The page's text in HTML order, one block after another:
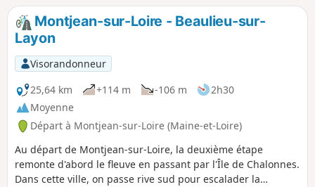
Montjean-sur-Loire - Beaulieu-sur-
Layon
Visorandonneur
25,64 km
+114 m -106 m
2h30
Moyenne
Départ à Montjean-sur-Loire (Maine-et-Loire)
Au départ de Montjean-sur-Loire, la deuxième étape
remonte d'abord le fleuve en passant par l'Île de Chalonnes.
Dans cette ville, on passe rive sud pour escalader la